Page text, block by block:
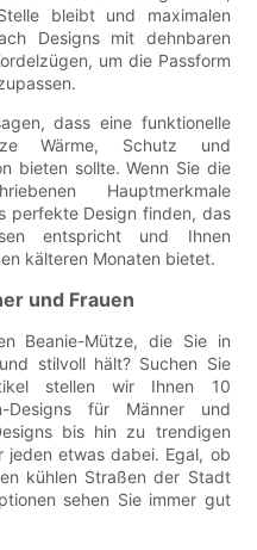
bleibt und maximalen
Designs mit dehnbaren
um die Passform
dass eine funktionelle
Wärme, Schutz und
bieten sollte. Wenn Sie die
Hauptmerkmale
perfekte Design finden, das
entspricht und Ihnen
kälteren Monaten bietet.
und Frauen
Beanie-Mütze, die Sie in
stilvoll hält? Suchen Sie
stellen wir Ihnen 10
Designs für Männer und
bis hin zu trendigen
jeden etwas dabei. Egal, ob
kühlen Straßen der Stadt
sehen Sie immer gut